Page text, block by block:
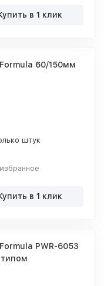
в 1 клик
60/150мм
штук
в 1 клик
PWR-6053